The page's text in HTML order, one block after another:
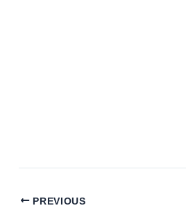
PREVIOUS